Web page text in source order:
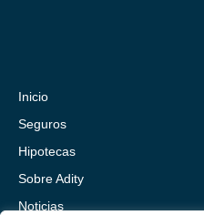
Inicio
Seguros
Hipotecas
Sobre Adity
Noticias